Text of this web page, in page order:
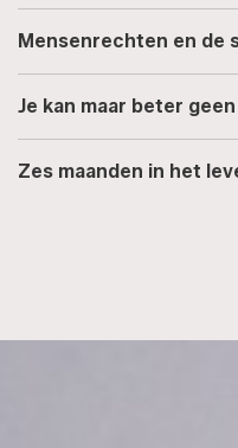
Mensenrechten en de
Je kan maar beter
Zes maanden in het